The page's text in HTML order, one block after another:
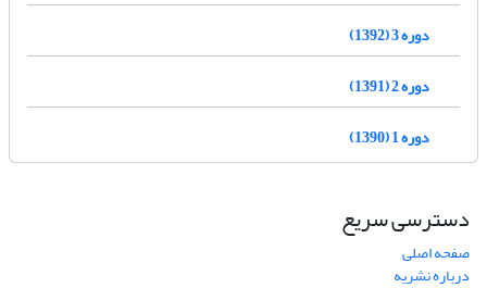
دوره 3 (1392)
دوره 2 (1391)
دوره 1 (1390)
دسترسی سریع
صفحه اصلی
درباره نشریه